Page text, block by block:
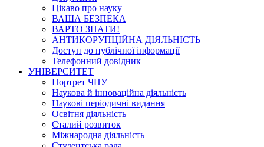
Цікаво про науку
ВАША БЕЗПЕКА
ВАРТО ЗНАТИ!
АНТИКОРУПЦІЙНА ДІЯЛЬНІСТЬ
Доступ до публічної інформації
Телефонний довідник
УНІВЕРСИТЕТ
Портрет ЧНУ
Наукова й інноваційна діяльність
Наукові періодичні видання
Освітня діяльність
Сталий розвиток
Міжнародна діяльність